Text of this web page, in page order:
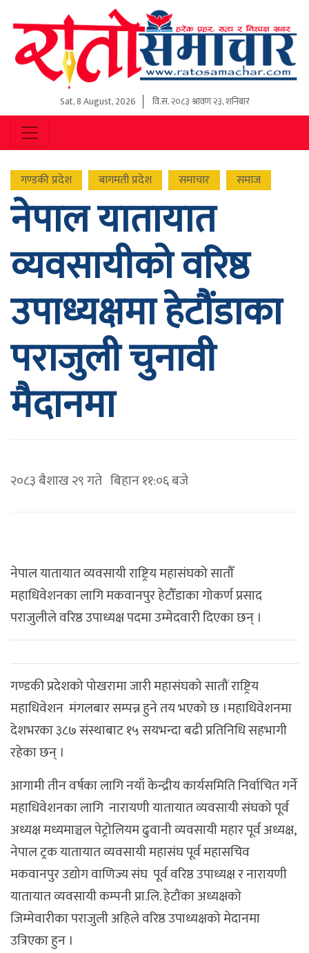
Sat, 8 August, 2026 वि.स.२०८३ श्रावण २३, शनिबार
गण्डकी प्रदेश बागमती प्रदेश समाचार समाज
नेपाल यातायात
व्यवसायीको वरिष्ठ
उपाध्यक्षमा हेटौंडाका
पराजुली चुनावी
मैदानमा
२०८३ बैशाख २९ गते बिहान ११:०६ बजे
नेपाल यातायात व्यवसायी राष्ट्रिय महासंघको सातौँ
महाधिवेशनका लागि मकवानपुर हेटौँडाका गोकर्ण प्रसाद
पराजुलीले वरिष्ठ उपाध्यक्ष पदमा उम्मेदवारी दिएका छन् ।
गण्डकी प्रदेशको पोखरामा जारी महासंघको सातौं राष्ट्रिय
महाधिवेशन मंगलबार सम्पन्न हुने तय भएको छ ।महाधिवेशनमा
देशभरका ३८७ संस्थाबाट १५ सयभन्दा बढी प्रतिनिधि सहभागी
रहेका छन् ।
आगामी तीन वर्षका लागि नयाँ केन्द्रीय कार्यसमिति निर्वाचित गर्ने
महाधिवेशनका लागि नारायणी यातायात व्यवसायी संघको पूर्व
अध्यक्ष मध्यमाञ्चल पेट्रोलियम ढुवानी व्यवसायी महार पूर्व अध्यक्ष,
नेपाल ट्रक यातायात व्यवसायी महासंघ पूर्व महासचिव
मकवानपुर उद्योग वाणिज्य संघ पूर्व वरिष्ठ उपाध्यक्ष र नारायणी
यातायात व्यवसायी कम्पनी प्रा.लि. हेटौंका अध्यक्षको
जिम्मेवारीका पराजुली अहिले वरिष्ठ उपाध्यक्षको मेदानमा
उत्रिएका हुन ।